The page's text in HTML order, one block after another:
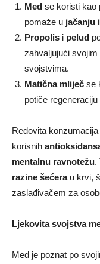
Med se koristi kao
pomaže u jačanju
Propolis i pelud
zahvaljujući svojim
svojstvima.
Matična mliječ se
potiče
Redovita
korisnih
mentalnu ravnotežu.
razine šećerau krvi,
zaslađivačem za
Ljekovita svojstva
Med je poznat po